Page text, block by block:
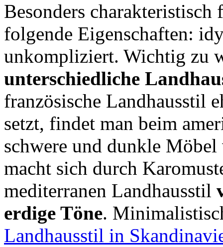
Besonders
folgende Eigenschaften:
unkompliziert. Wichtig zu
unterschiedliche
französische Landhausstil
setzt, findet man beim
schwere und dunkle
macht sich durch
mediterranen Landhausstil
erdige Töne.
Landhausstil in